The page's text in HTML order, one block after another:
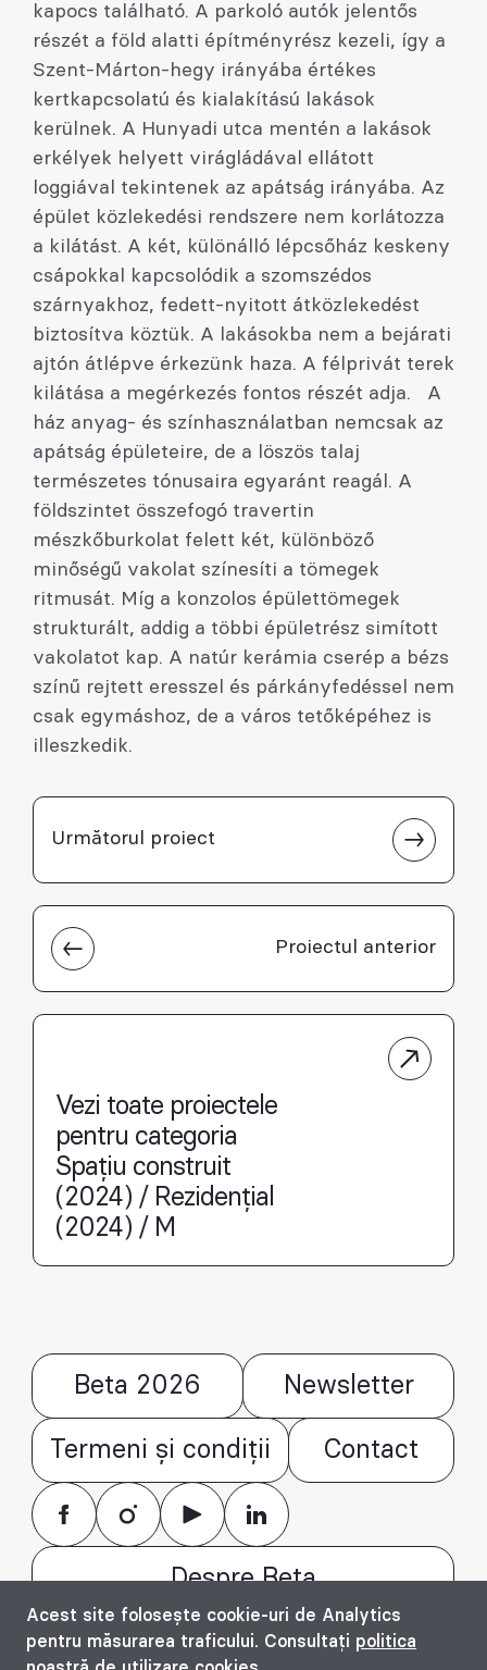
kapocs található. A parkoló autók jelentős
részét a föld alatti építményrész kezeli, így a
Szent-Márton-hegy irányába értékes
kertkapcsolatú és kialakítású lakások
kerülnek. A Hunyadi utca mentén a lakások
erkélyek helyett virágládával ellátott
loggiával tekintenek az apátság irányába. Az
épület közlekedési rendszere nem korlátozza
a kilátást. A két, különálló lépcsőház keskeny
csápokkal kapcsolódik a szomszédos
szárnyakhoz, fedett-nyitott átközlekedést
biztosítva köztük. A lakásokba nem a bejárati
ajtón átlépve érkezünk haza. A félprivát terek
kilátása a megérkezés fontos részét adja. A
ház anyag- és színhasználatban nemcsak az
apátság épületeire, de a löszös talaj
természetes tónusaira egyaránt reagál. A
földszintet összefogó travertin
mészkőburkolat felett két, különböző
minőségű vakolat színesíti a tömegek
ritmusát. Míg a konzolos épülettömegek
strukturált, addig a többi épületrész simított
vakolatot kap. A natúr kerámia cserép a bézs
színű rejtett eresszel és párkányfedéssel nem
csak egymáshoz, de a város tetőképéhez is
illeszkedik.
Proiectul anterior
Următorul proiect
Vezi toate proiectele
pentru categoria
Spațiu construit
(2024) / Rezidențial
(2024) / M
Acest site folosește cookie-uri de Analytics
pentru măsurarea traficului. Consultați politica
Beta 2026 Newsletter
Termeni și condiții Contact
Despre Beta
© Bienala timișoreană de arhitectură Beta
2016 - 2026. All rights reserved.